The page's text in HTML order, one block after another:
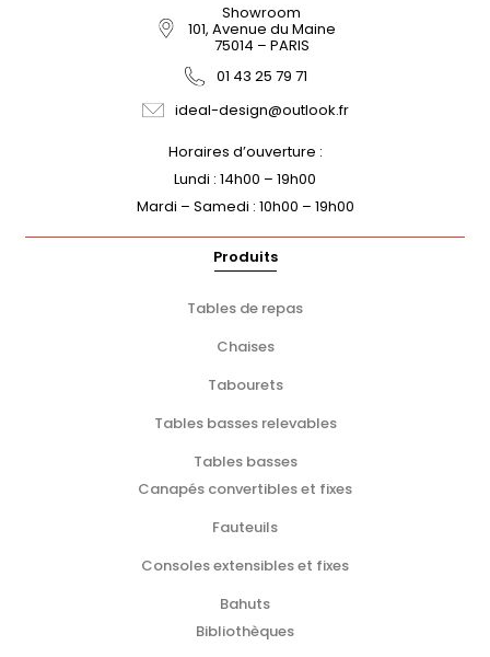
Showroom
101, Avenue du Maine
75014 – PARIS
01 43 25 79 71
ideal-design@outlook.fr
Horaires d’ouverture :
Lundi : 14h00 – 19h00
Mardi – Samedi : 10h00 – 19h00
Produits
Tables de repas
Chaises
Tabourets
Tables basses relevables
Tables basses
Canapés convertibles et fixes
Fauteuils
Consoles extensibles et fixes
Bahuts
Bibliothèques